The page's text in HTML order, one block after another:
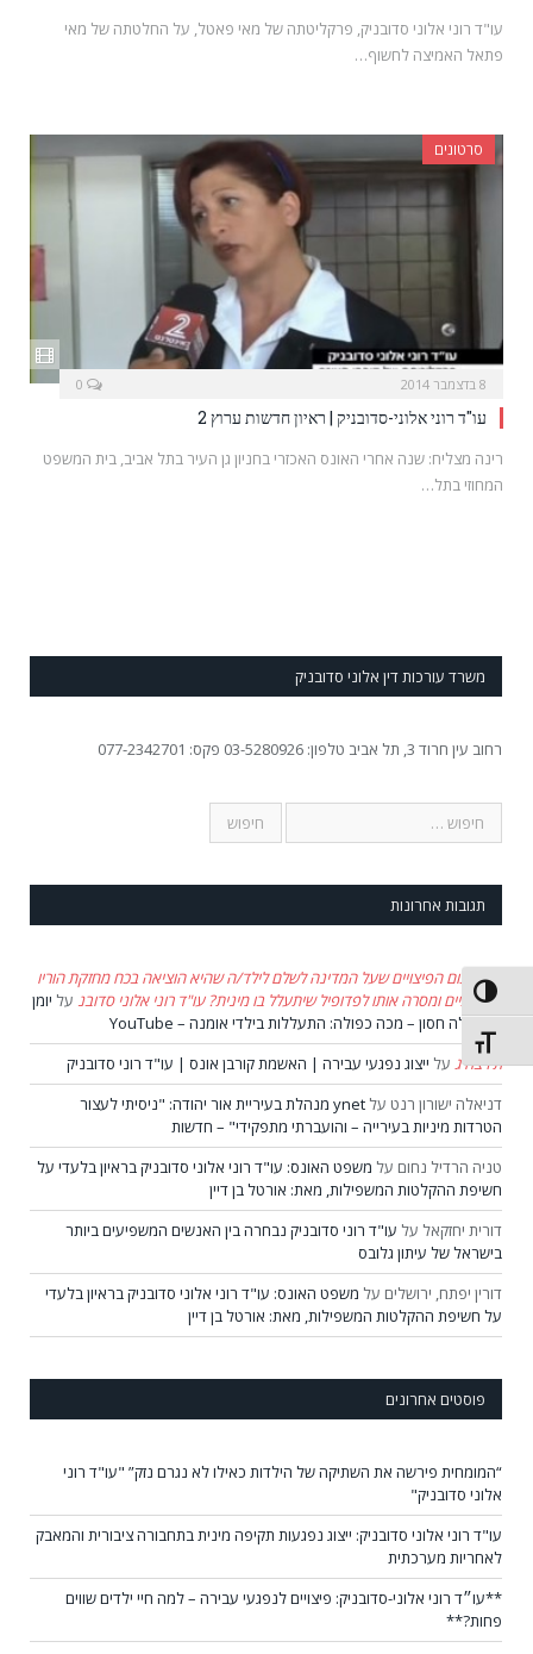
הפעל/כבה ניגודיות גבוהה
מתג גודל גופן
עו"ד רוני אלוני סדובניק, פרקליטתה של מאי פאטל, על החלטתה של מאי
פתאל האמיצה לחשוף…
סרטונים
8 בדצמבר 2014
עו"ד רוני אלוני-סדובניק | ראיון חדשות ערוץ 2
רינה מצליח: שנה אחרי האונס האכזרי בחניון גן העיר בתל אביב, בית המשפט
המחוזי בתל…
משרד עורכות דין אלוני סדובניק
רחוב עין חרוד 3, תל אביב טלפון: 03-5280926 פקס: 077-2342701
תגובות אחרונות
מהו סכום הפיצויים שעל המדינה לשלם לילד/ה שהיא הוציאה בכח מחזקת הוריו
הביולוגיים ומסרה אותו לפדופיל שיתעלל בו מינית? עו"ד רוני אלוני סדובנ על יומן
עם אילה חסון – מכה כפולה: התעללות בילדי אומנה – YouTube
תירצה ג על ייצוג נפגעי עבירה | האשמת קורבן אונס | עו"ד רוני סדובניק
דניאלה ישורון רנט על
ynet מנהלת בעיריית אור יהודה: "ניסיתי לעצור
הטרדות מיניות בעירייה – והועברתי מתפקידי" – חדשות
טניה הרדיל נחום על משפט האונס: עו"ד רוני אלוני סדובניק בראיון בלעדי על
חשיפת ההקלטות המשפילות, מאת: אורטל בן דיין
דורית יחזקאל על עו"ד רוני סדובניק נבחרה בין האנשים המשפיעים ביותר
בישראל של עיתון גלובס
דורין יפתח, ירושלים על משפט האונס: עו"ד רוני אלוני סדובניק בראיון בלעדי
על חשיפת ההקלטות המשפילות, מאת: אורטל בן דיין
פוסטים אחרונים
“המומחית פירשה את השתיקה של הילדות כאילו לא נגרם נזק” "עו"ד רוני
אלוני סדובניק"
עו"ד רוני אלוני סדובניק: ייצוג נפגעות תקיפה מינית בתחבורה ציבורית והמאבק
לאחריות מערכתית
**עו״ד רוני אלוני-סדובניק: פיצויים לנפגעי עבירה – למה חיי ילדים שווים
פחות?**